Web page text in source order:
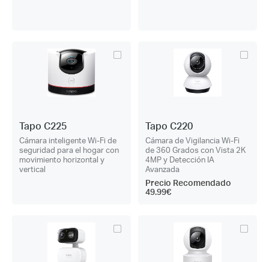
Tapo C225
Cámara inteligente Wi-Fi de
seguridad para el hogar con
movimiento horizontal y
vertical
Tapo C220
Cámara de Vigilancia Wi-Fi
de 360 Grados con Vista 2K
4MP y Detección IA
Avanzada
Precio Recomendado
49.99€